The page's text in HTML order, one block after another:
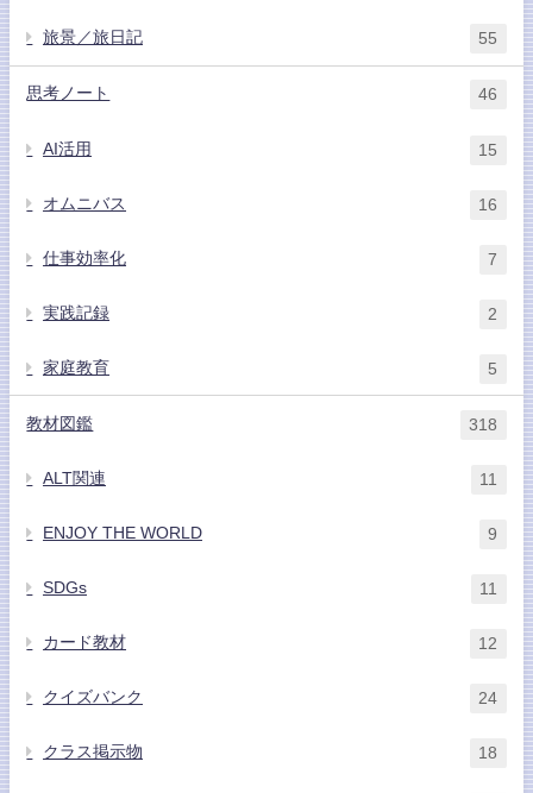
旅景／旅日記 55
思考ノート 46
AI活用 15
オムニバス 16
仕事効率化 7
実践記録 2
家庭教育 5
教材図鑑 318
ALT関連 11
ENJOY THE WORLD 9
SDGs 11
カード教材 12
クイズバンク 24
クラス掲示物 18